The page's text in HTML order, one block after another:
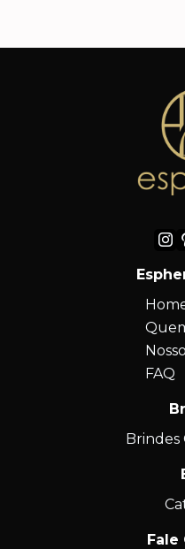
FAQ
Brindes
Fale